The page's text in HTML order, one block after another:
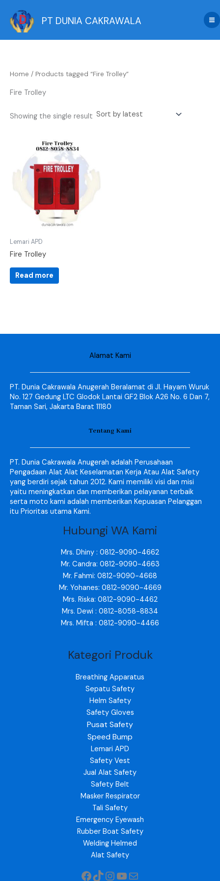
content
PT DUNIA CAKRAWALA
Home / Products tagged “Fire Trolley”
Fire Trolley
Showing the single result
Lemari APD
Fire Trolley
Read more
Alamat Kami
PT. Dunia Cakrawala Anugerah Beralamat di Jl. Hayam Wuruk
No. 127 Gedung LTC Glodok Lantai GF2 Blok A26 No. 6 Dan 7,
Taman Sari, Jakarta Barat 11180
Tentang Kami
PT. Dunia Cakrawala Anugerah adalah Perusahaan
Pengadaan Alat Alat Keselamatan Kerja Atau Alat Safety
yang berdiri sejak tahun 2012. Kami memiliki visi dan misi
yaitu meningkatkan dan memberikan pelayanan terbaik
serta moto kami adalah memberikan Kepuasan Pelanggan
itu Prioritas utama Kami.
Hubungi WA Kami
Mrs. Dhiny : 0812-9090-4662
Mr. Candra: 0812-9090-4663
Mr. Fahmi: 0812-9090-4668
Mr. Yohanes: 0812-9090-4669
Mrs. Riska: 0812-9090-4462
Mrs. Dewi : 0812-8058-8834
Mrs. Mifta : 0812-9090-4466
Kategori Produk
Breathing Apparatus
Sepatu Safety
Helm Safety
Safety Gloves
Pusat Safety
Speed Bump
Lemari APD
Safety Vest
Jual Alat Safety
Safety Belt
Masker Respirator
Tali Safety
Emergency Eyewash
Rubber Boat Safety
Welding Helmed
Alat Safety